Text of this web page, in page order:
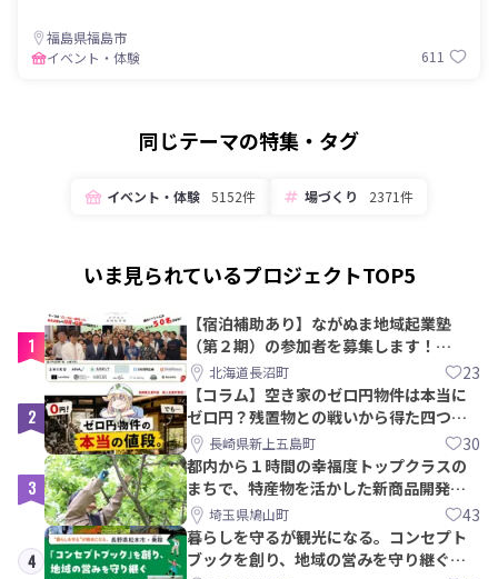
福島県福島市
イベント・体験
611
同じテーマの特集・タグ
イベント・体験 5152件 場づくり 2371件
いま見られているプロジェクトTOP5
1
【宿泊補助あり】ながぬま地域起業塾
（第２期）の参加者を募集します！
【8/21〆】
北海道長沼町 23
2
【コラム】空き家のゼロ円物件は本当に
ゼロ円？残置物との戦いから得た四つの
教訓｜新上五島町
長崎県新上五島町 30
3
都内から１時間の幸福度トップクラスの
まちで、特産物を活かした新商品開発＆
PRメンバー募集！
埼玉県鳩山町 43
4
暮らしを守るが観光になる。コンセプト
ブックを創り、地域の営みを守り継ぐ仲